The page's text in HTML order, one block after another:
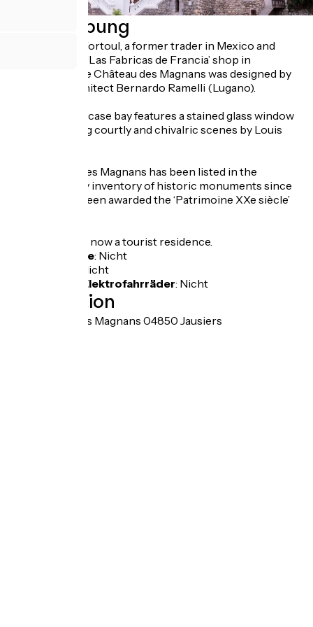
Beschreibung
Built by Louis Fortoul, a former trader in Mexico and
founder of the ‘Las Fabricas de Francia’ shop in
Guadalajara, the Château des Magnans was designed by
the Ticino architect Bernardo Ramelli (Lugano).
Inside, the staircase bay features a stained glass window
with alternating courtly and chivalric scenes by Louis
The Château des Magnans has been listed in the
supplementary inventory of historic monuments since
1986 and has been awarded the ‘Patrimoine XXe siècle’
The Château is now a tourist residence.
Fahrradgarage: Nicht
Nicht
Aufladen für Elektrofahrräder: Nicht
Localisation
189 montée des Magnans 04850 Jausiers